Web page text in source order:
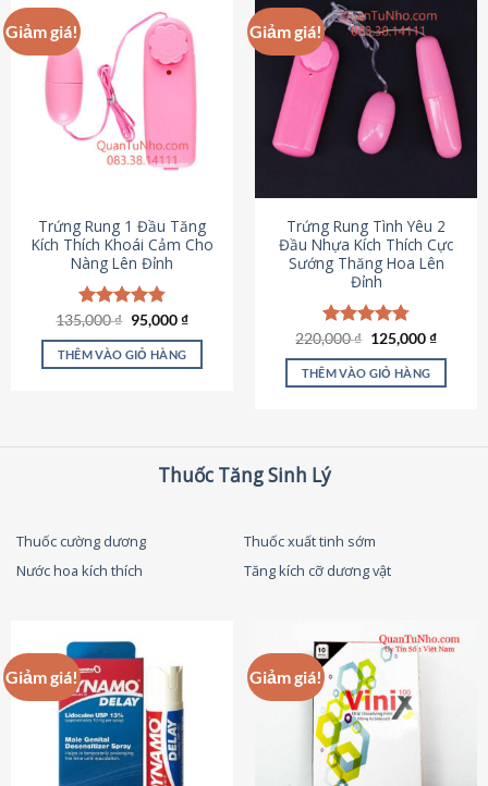
có
nhiều
biến
thể.
Các
tùy
chọn
được
chọn
trên
trang
sản
phẩm
Giảm giá!
Trứng Rung 1 Đầu Tăng
Kích Thích Khoái Cảm Cho
Nàng Lên Đỉnh
Được xếp
hạng4.87
5 sao
135,000₫ Giá
gốc
là:
135,000 ₫.
95,000₫Giá
tại
THÊM VÀO GIỎ HÀNG
Giảm giá!
Trứng Rung Tình Yêu 2
Đầu Nhựa Kích Thích Cực
Sướng Thăng Hoa Lên
Đỉnh
Được xếp
hạng4.79
5 sao
220,000₫ Giá
là:
220,000 ₫.
125,000₫Giá
tại
THÊM VÀO GIỎ HÀNG
Thuốc Tăng Sinh Lý
Thuốc cường dương
Thuốc xuất tinh sớm
Nước hoa kích thích
Tăng kích cỡ dương vật
Giảm giá! Giảm giá!